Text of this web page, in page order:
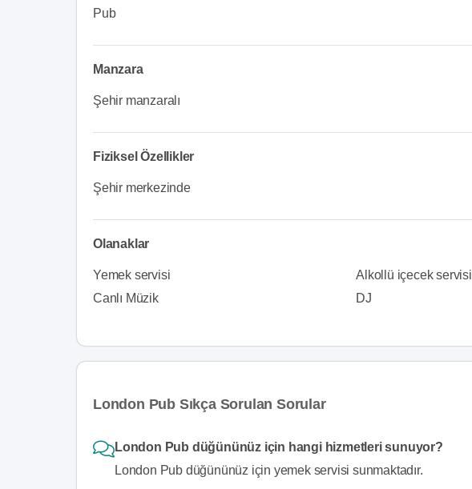
Pub
Manzara
Şehir manzaralı
Fiziksel Özellikler
Şehir merkezinde
Olanaklar
Yemek servisi
Alkollü içecek servisi
Canlı Müzik
DJ
London Pub Sıkça Sorulan Sorular
London Pub düğününüz için hangi hizmetleri sunuyor?
London Pub düğününüz için yemek servisi sunmaktadır.